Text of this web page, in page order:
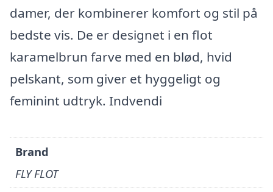
damer, der kombinerer komfort og stil på
bedste vis. De er designet i en flot
karamelbrun farve med en blød, hvid
pelskant, som giver et hyggeligt og
feminint udtryk. Indvendi
Brand
FLY FLOT